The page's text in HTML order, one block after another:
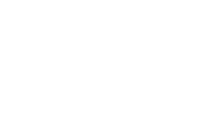
Y una vez que hayan
según ha precisado, se
investidura, que sería en